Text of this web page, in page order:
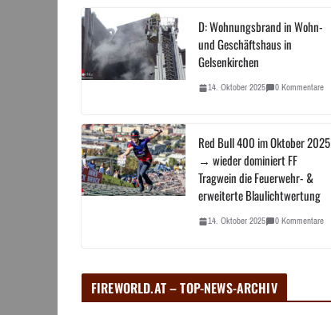
D: Wohnungsbrand in Wohn-
und Geschäftshaus in
Gelsenkirchen
14. Oktober 2025 0 Kommentare
Red Bull 400 im Oktober 2025
→ wieder dominiert FF
Tragwein die Feuerwehr- &
erweiterte Blaulichtwertung
14. Oktober 2025 0 Kommentare
FIREWORLD.AT – TOP-NEWS-ARCHIV